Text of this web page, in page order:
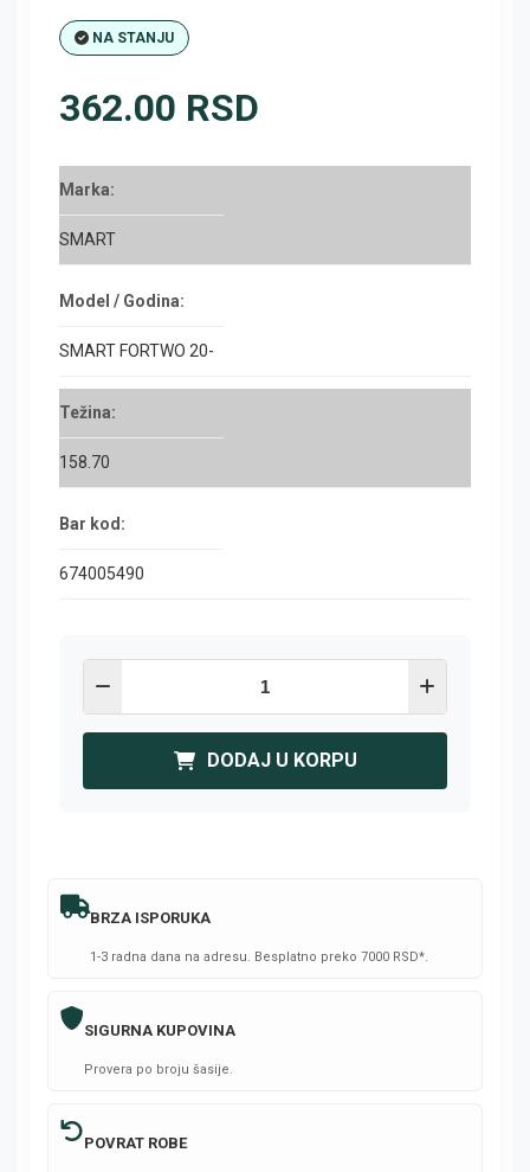
NA STANJU
362.00 RSD
Marka:
SMART
Model / Godina:
SMART FORTWO 20-
Težina:
158.70
Bar kod:
674005490
DODAJ U KORPU
BRZA ISPORUKA
1-3 radna dana na adresu. Besplatno preko 7000 RSD*.
SIGURNA KUPOVINA
Provera po broju šasije.
POVRAT ROBE